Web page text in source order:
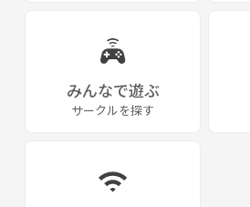
みんなで遊ぶ
サークルを探す